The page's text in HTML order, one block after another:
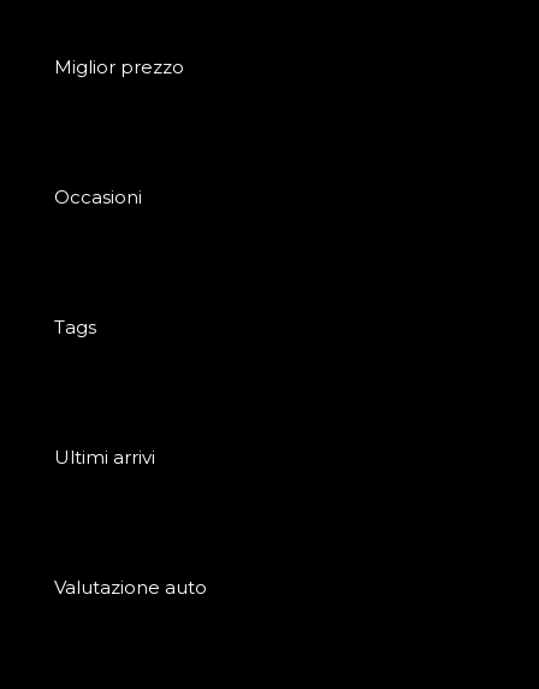
Miglior prezzo
Occasioni
Tags
Ultimi arrivi
Valutazione auto